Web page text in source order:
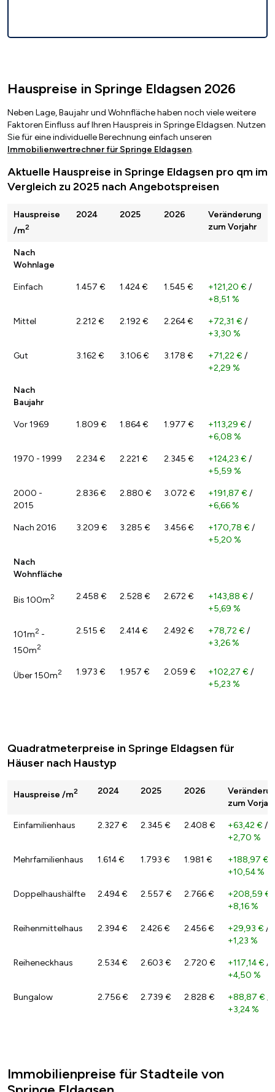
Hauspreise in Springe Eldagsen 2026
Neben Lage, Baujahr und Wohnfläche haben noch viele weitere
Faktoren Einfluss auf Ihren Hauspreis in Springe Eldagsen. Nutzen
Sie für eine individuelle Berechnung einfach unseren
Immobilienwertrechner für Springe Eldagsen.
Aktuelle Hauspreise in Springe Eldagsen pro qm im
Vergleich zu 2025 nach Angebotspreisen
Hauspreise
/m2
2024 2025 2026
Veränderung
zum Vorjahr
Nach
Wohnlage
Einfach 1.457 € 1.424 € 1.545 € +121,20 € /
+8,51 %
Mittel 2.212 € 2.192 € 2.264 € +72,31 € /
+3,30 %
Gut 3.162 € 3.106 € 3.178 € +71,22 € /
+2,29 %
Nach
Baujahr
Vor 1969 1.809 € 1.864 € 1.977 € +113,29 € /
+6,08 %
1970 - 1999 2.234 € 2.221 € 2.345 € +124,23 € /
+5,59 %
2000 -
2015
2.836 € 2.880 € 3.072 € +191,87 € /
+6,66 %
Nach 2016 3.209 € 3.285 € 3.456 € +170,78 € /
+5,20 %
Nach
Wohnfläche
Bis 100m2 2.458 € 2.528 € 2.672 € +143,88 € /
+5,69 %
101m2 -
150m2
2.515 € 2.414 € 2.492 € +78,72 € /
+3,26 %
Über 150m2 1.973 € 1.957 € 2.059 € +102,27 € /
+5,23 %
Quadratmeterpreise in Springe Eldagsen für
Häuser nach Haustyp
Hauspreise /m2 2024 2025 2026
zum
Einfamilienhaus 2.327 € 2.345 € 2.408 € +63,42 € /
+2,70 %
Mehrfamilienhaus 1.614 € 1.793 € 1.981 € +188,97 €
+10,54 %
Doppelhaushälfte 2.494 € 2.557 € 2.766 € +208,59 €
+8,16 %
Reihenmittelhaus 2.394 € 2.426 € 2.456 € +29,93 € /
+1,23 %
Reiheneckhaus 2.534 € 2.603 € 2.720 € +117,14 € /
+4,50 %
Bungalow 2.756 € 2.739 € 2.828 € +88,87 € /
+3,24 %
Immobilienpreise für Stadteile von